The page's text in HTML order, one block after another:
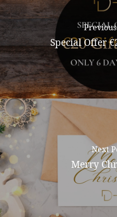
Special Offer
Next
Merry